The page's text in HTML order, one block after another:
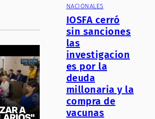
NACIONALES
IOSFA cerró
sin sanciones
las
investigacion
es por la
deuda
millonaria y la
compra de
vacunas